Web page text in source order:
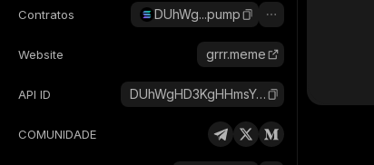
Contratos DUhWg...pump
Website grrr.meme
API ID DUhWgHD3KgHHmsYdQdJHDv359bySNzigYcqJ45Gcpump_solana
COMUNIDADE